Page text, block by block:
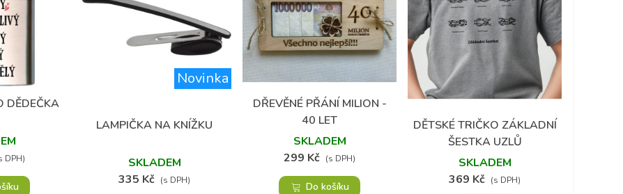
DĚDEČKA
DPH)
Novinka
Přidat do oblíbených
LAMPIČKA NA KNÍŽKU
SKLADEM
335 Kč (s DPH)
Přidat do oblíbených
DŘEVĚNÉ PŘÁNÍ MILION -
40 LET
SKLADEM
299 Kč (s DPH)
Do košíku
Přidat do oblíbených
DĚTSKÉ TRIČKO ZÁKLADNÍ
ŠESTKA UZLŮ
SKLADEM
369 Kč (s DPH)